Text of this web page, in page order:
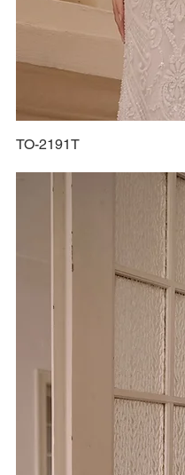
TO-2191T